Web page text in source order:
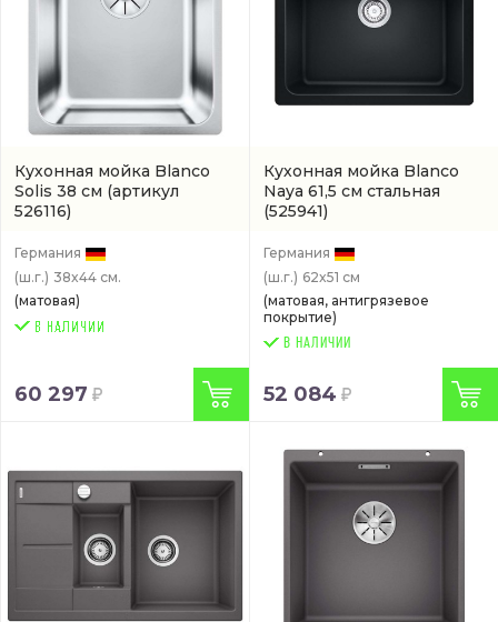
Кухонная мойка Blanco
Solis 38 см (артикул
526116)
Германия
(ш.г.) 38x44 см.
(матовая)
60 297
Кухонная мойка Blanco
Naya 61,5 см стальная
(525941)
Германия
(ш.г.) 62x51 см
(матовая, антигрязевое
покрытие)
В НАЛИЧИИ
52 084